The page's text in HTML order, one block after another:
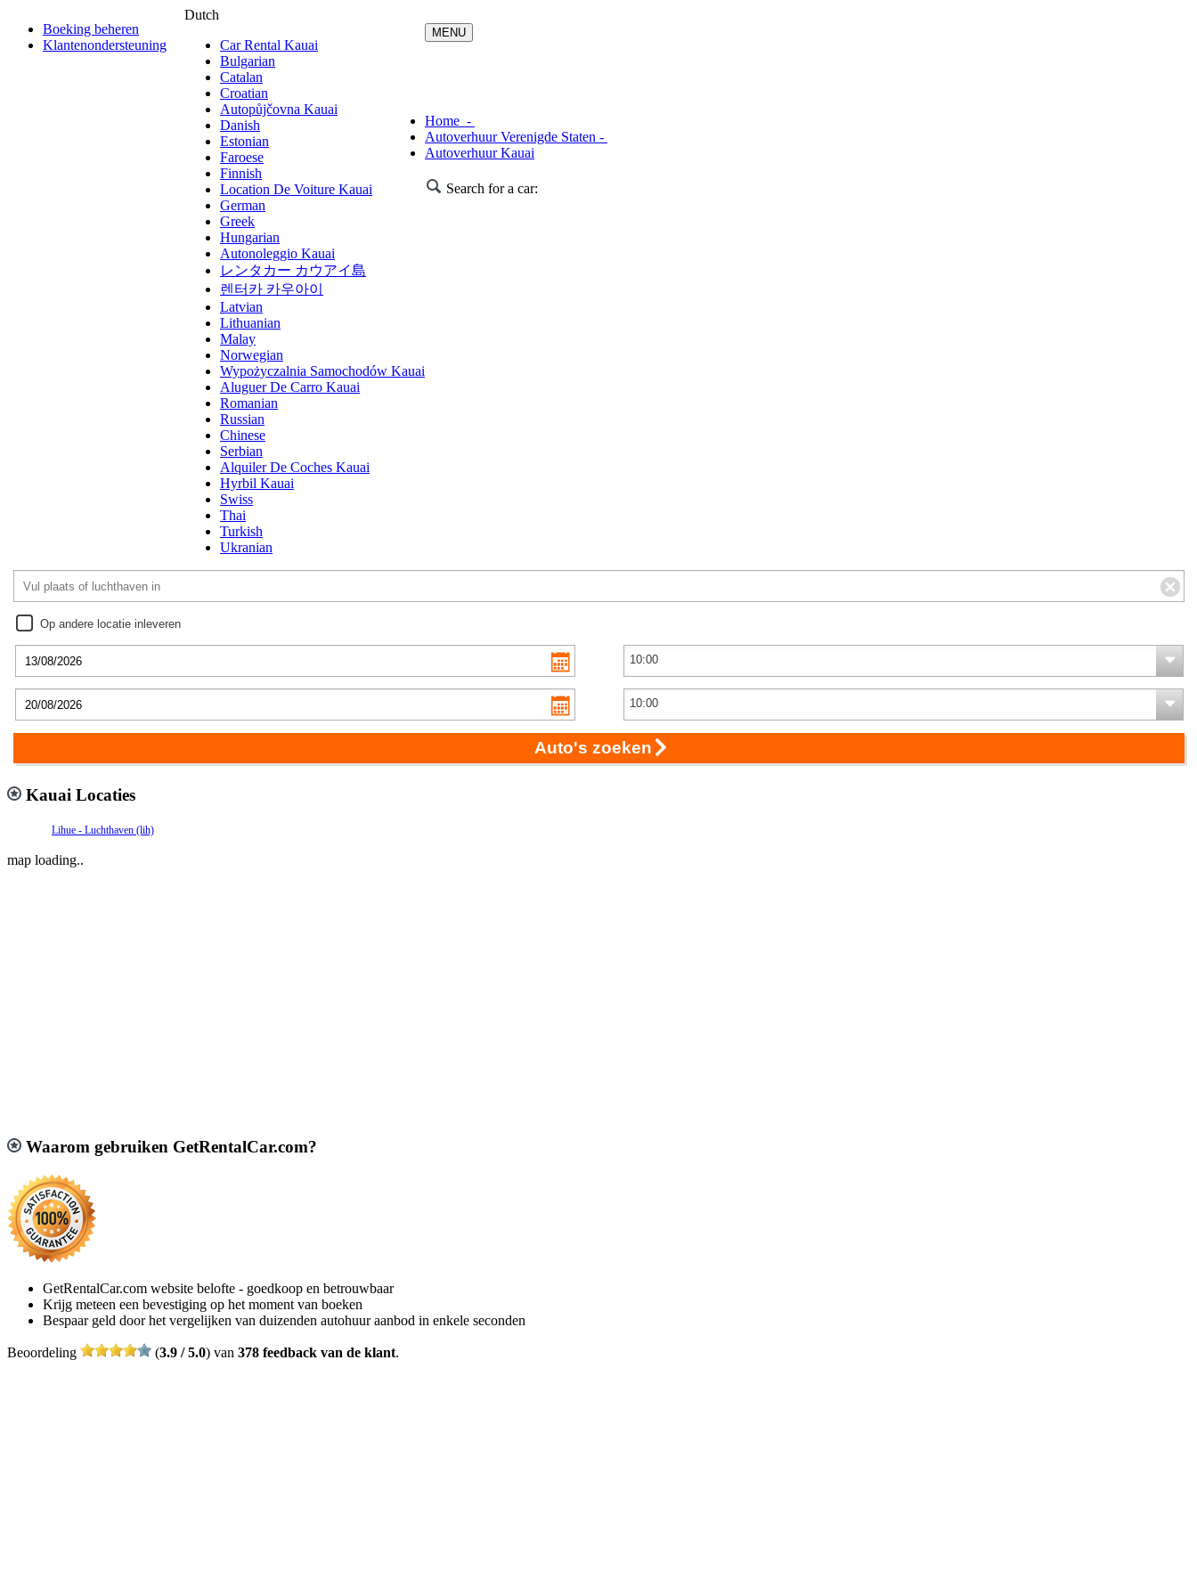
Boeking beheren
Klantenondersteuning
Dutch
Car Rental Kauai
Bulgarian
Catalan
Croatian
Autopůjčovna Kauai
Danish
Estonian
Faroese
Finnish
Location De Voiture Kauai
German
Greek
Hungarian
Autonoleggio Kauai
レンタカー カウアイ島
렌터카 카우아이
Latvian
Lithuanian
Malay
Norwegian
Wypożyczalnia Samochodów Kauai
Aluguer De Carro Kauai
Romanian
Russian
Chinese
Serbian
Alquiler De Coches Kauai
Hyrbil Kauai
Swiss
Thai
Turkish
Ukranian
Home -
Autoverhuur Verenigde Staten -
Autoverhuur Kauai
Search for a car:
Op andere locatie inleveren
Auto's zoeken
Kauai Locaties
Lihue - Luchthaven (lih)
map loading..
Waarom gebruiken GetRentalCar.com?
GetRentalCar.com website belofte - goedkoop en betrouwbaar
Krijg meteen een bevestiging op het moment van boeken
Bespaar geld door het vergelijken van duizenden autohuur aanbod in enkele seconden
Beoordeling (3.9 / 5.0) van 378 feedback van de klant.